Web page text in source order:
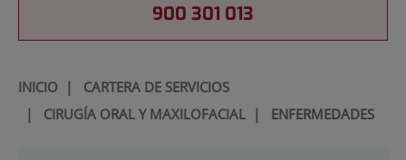
900 301 013
INICIO| CARTERA DE SERVICIOS
| CIRUGÍA ORAL Y MAXILOFACIAL| ENFERMEDADES